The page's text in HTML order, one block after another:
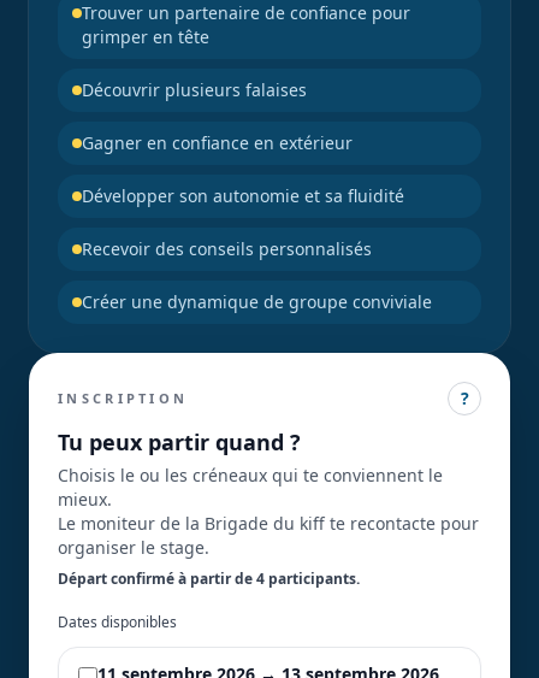
Trouver un partenaire de confiance pour
grimper en tête
Découvrir plusieurs falaises
Gagner en confiance en extérieur
Développer son autonomie et sa fluidité
Recevoir des conseils personnalisés
Créer une dynamique de groupe conviviale
INSCRIPTION ?
Tu peux partir quand ?
Choisis le ou les créneaux qui te conviennent le
mieux.
Le moniteur de la Brigade du kiff te recontacte pour
organiser le stage.
Départ confirmé à partir de 4 participants.
Dates disponibles